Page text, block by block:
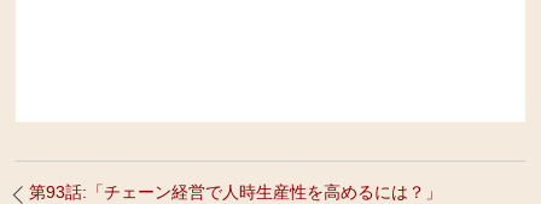
第93話:「チェーン経営で人時生産性を高めるには？」